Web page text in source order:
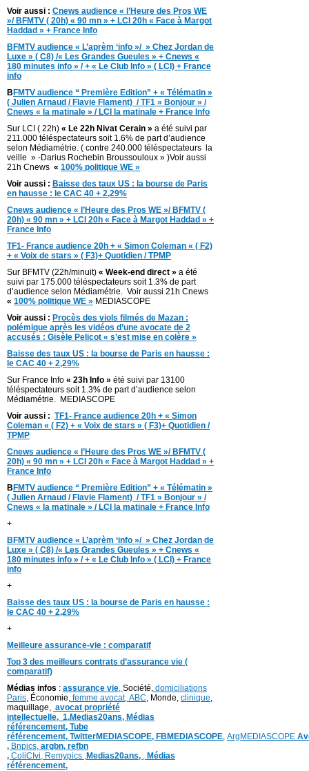
Voir aussi : Cnews audience « l’Heure des Pros WE
»/ BFMTV ( 20h) « 90 mn » + LCI 20h « Face à Margot
Haddad » + France Info
BFMTV audience « L’aprèm ‘info »/ » Chez Jordan de
Luxe » ( C8) /« Les Grandes Gueules » + Cnews «
180 minutes info » / + « Le Club Info » ( LCI) + France
info
BFMTV audience “ Première Edition” + « Télématin »
( Julien Arnaud / Flavie Flament) / TF1 » Bonjour » /
Cnews « la matinale » / LCI la matinale + France Info
Sur LCI ( 22h) « Le 22h Nivat Cerain » a été suivi par
211.000 téléspectateurs soit 1.6% de part d’audience
selon Médiamétrie. ( contre 240.000 téléspectateurs la
veille » -Darius Rochebin Broussouloux » )Voir aussi
21h Cnews « 100% politique WE »
Voir aussi : Baisse des taux US : la bourse de Paris
en hausse : le CAC 40 + 2,29%
Cnews audience « l’Heure des Pros WE »/ BFMTV (
20h) « 90 mn » + LCI 20h « Face à Margot Haddad » +
France Info
TF1- France audience 20h + « Simon Coleman « ( F2)
+ « Voix de stars » ( F3)+ Quotidien / TPMP
Sur BFMTV (22h/minuit) « Week-end direct » a été
suivi par 175.000 téléspectateurs soit 1.3% de part
d’audience selon Médiamétrie. Voir aussi 21h Cnews
« 100% politique WE » MEDIASCOPE
Voir aussi : Procès des viols filmés de Mazan :
polémique après les vidéos d’une avocate de 2
accusés : Gisèle Pelicot « s’est mise en colère »
Baisse des taux US : la bourse de Paris en hausse :
le CAC 40 + 2,29%
Sur France Info « 23h Info » été suivi par 13100
téléspectateurs soit 1.3% de part d’audience selon
Médiamétrie. MEDIASCOPE
Voir aussi : TF1- France audience 20h + « Simon
Coleman « ( F2) + « Voix de stars » ( F3)+ Quotidien /
TPMP
Cnews audience « l’Heure des Pros WE »/ BFMTV (
20h) « 90 mn » + LCI 20h « Face à Margot Haddad » +
France Info
BFMTV audience “ Première Edition” + « Télématin »
( Julien Arnaud / Flavie Flament) / TF1 » Bonjour » /
Cnews « la matinale » / LCI la matinale + France Info
+
BFMTV audience « L’aprèm ‘info »/ » Chez Jordan de
Luxe » ( C8) /« Les Grandes Gueules » + Cnews «
180 minutes info » / + « Le Club Info » ( LCI) + France
info
+
Baisse des taux US : la bourse de Paris en hausse :
le CAC 40 + 2,29%
+
Meilleure assurance-vie : comparatif
Top 3 des meilleurs contrats d’assurance vie (
comparatif)
Médias infos : assurance vie Société, domiciliations
Paris , Économie, femme avocat, ABC , Monde, clinique
maquillage,
avocat propriété
intellectuelle, 1,Medias20ans, Médias
référencement, Tube
référencement, TwitterMEDIASCOPE, FBMEDIASCOPE ArgMEDIASCOPE
, Bnpics, argbn, refbn
, ColiCIvi, Remypics Medias20ans,
Médias
référencement,